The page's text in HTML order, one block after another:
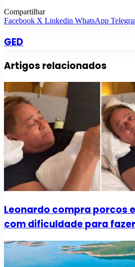
Compartilhar
Facebook X Linkedin WhatsApp
GED
Artigos relacionados
Leonardo compra porcos
com dificuldade para fazer